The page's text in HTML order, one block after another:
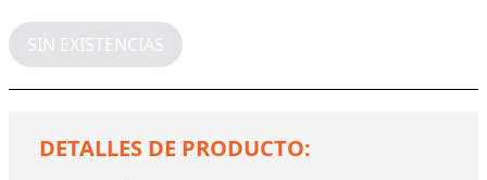
SIN EXISTENCIAS
DETALLES DE PRODUCTO: